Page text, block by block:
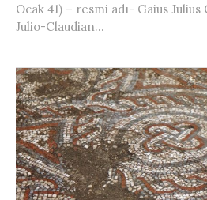
Ocak 41) – resmi adı- Gaius
Julio-Claudian...